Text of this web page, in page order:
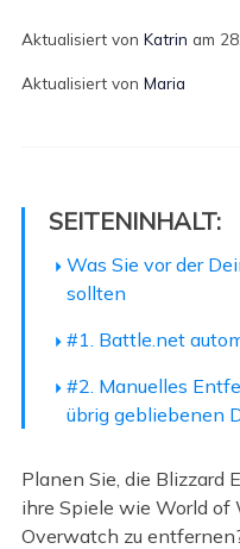
Aktualisiert von Katrin am
Aktualisiert von Maria
SEITENINHALT:
Was Sie vor der
sollten
#1. Battle.net
#2. Manuelles
übrig gebliebenen
Planen Sie, die Blizzard
ihre Spiele wie World of
Overwatch zu